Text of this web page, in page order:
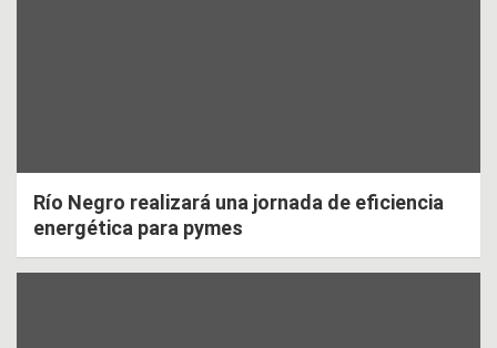
Río Negro realizará una jornada de eficiencia
energética para pymes